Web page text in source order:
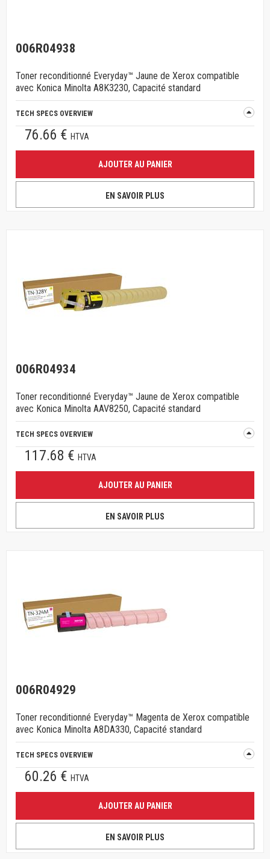
006R04938
Toner reconditionné Everyday™ Jaune de Xerox compatible
avec Konica Minolta A8K3230, Capacité standard
TECH SPECS OVERVIEW
76.66 € HTVA
AJOUTER AU PANIER
EN SAVOIR PLUS
006R04934
Toner reconditionné Everyday™ Jaune de Xerox compatible
avec Konica Minolta AAV8250, Capacité standard
TECH SPECS OVERVIEW
117.68 € HTVA
AJOUTER AU PANIER
EN SAVOIR PLUS
006R04929
Toner reconditionné Everyday™ Magenta de Xerox compatible
avec Konica Minolta A8DA330, Capacité standard
TECH SPECS OVERVIEW
60.26 € HTVA
AJOUTER AU PANIER
EN SAVOIR PLUS